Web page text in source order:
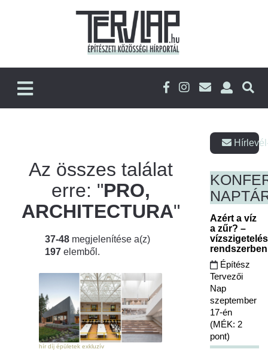
Az összes találat
erre: "PRO,
ARCHITECTURA"
37-48 megjelenítése a(z)
197 elemből.
hír díj épületek exkluzív
Azért a víz
a zűr? –
Építész
Tervezői
Nap
szeptember
17-én
(MÉK: 2
pont)